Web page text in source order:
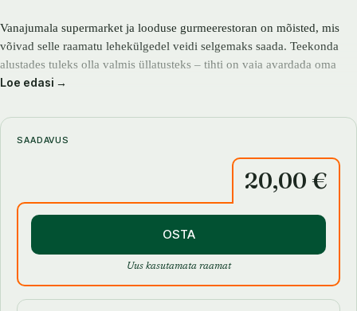
Vanajumala supermarket ja looduse gurmeerestoran on mõisted, mis
võivad selle raamatu lehekülgedel veidi selgemaks saada. Teekonda
alustades tuleks olla valmis üllatusteks – tihti on vaja avardada oma
mõtlemise piire, õppida, katsetada ja loovalt läheneda.
Metsast ja muljalt leiab söödavaid taimi igal aastaajal. Igaks aastaajaks
leiab raamatust sobivaid retsepte.
Loe edasi →
SAADAVUS
20,00 €
OSTA
Uus kasutamata raamat